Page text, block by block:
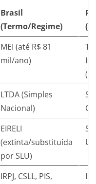
Brasil
(Termo/Regime)
MEI (até R$ 81
mil/ano)
LTDA (Simples
Nacional)
EIRELI
(extinta/substituída
por SLU)
IRPJ, CSLL, PIS,